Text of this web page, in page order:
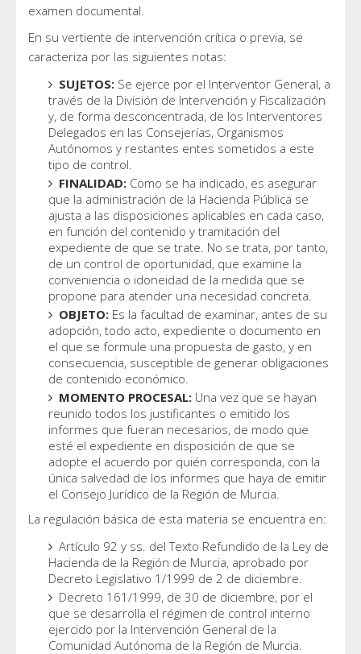
examen documental.
En su vertiente de intervención crítica o previa, se
caracteriza por las siguientes notas:
SUJETOS: Se ejerce por el Interventor General, a
través de la División de Intervención y Fiscalización
y, de forma desconcentrada, de los Interventores
Delegados en las Consejerías, Organismos
Autónomos y restantes entes sometidos a este
tipo de control.
FINALIDAD: Como se ha indicado, es asegurar
que la administración de la Hacienda Pública se
ajusta a las disposiciones aplicables en cada caso,
en función del contenido y tramitación del
expediente de que se trate. No se trata, por tanto,
de un control de oportunidad, que examine la
conveniencia o idoneidad de la medida que se
propone para atender una necesidad concreta.
OBJETO: Es la facultad de examinar, antes de su
adopción, todo acto, expediente o documento en
el que se formule una propuesta de gasto, y en
consecuencia, susceptible de generar obligaciones
de contenido económico.
MOMENTO PROCESAL: Una vez que se hayan
reunido todos los justificantes o emitido los
informes que fueran necesarios, de modo que
esté el expediente en disposición de que se
adopte el acuerdo por quién corresponda, con la
única salvedad de los informes que haya de emitir
el Consejo Jurídico de la Región de Murcia.
La regulación básica de esta materia se encuentra en:
Artículo 92 y ss. del Texto Refundido de la Ley de
Hacienda de la Región de Murcia, aprobado por
Decreto Legislativo 1/1999 de 2 de diciembre.
Decreto 161/1999, de 30 de diciembre, por el
que se desarrolla el régimen de control interno
ejercido por la Intervención General de la
Comunidad Autónoma de la Región de Murcia.